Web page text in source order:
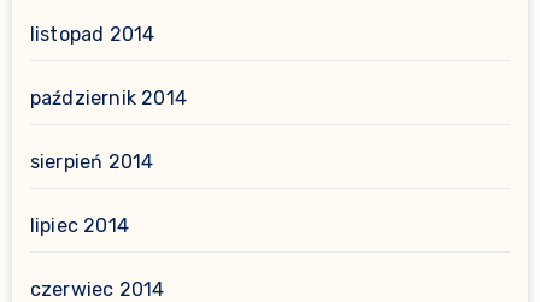
listopad 2014
październik 2014
sierpień 2014
lipiec 2014
czerwiec 2014